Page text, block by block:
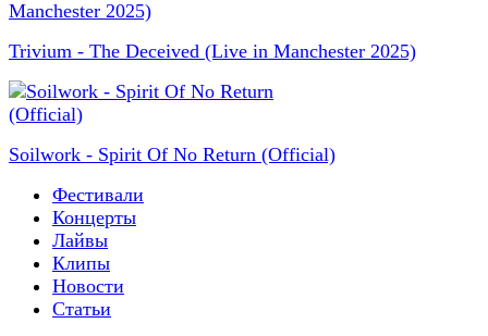
Trivium - The Deceived (Live in Manchester 2025)
Soilwork - Spirit Of No Return (Official)
Фестивали
Концерты
Лайвы
Клипы
Новости
Статьи